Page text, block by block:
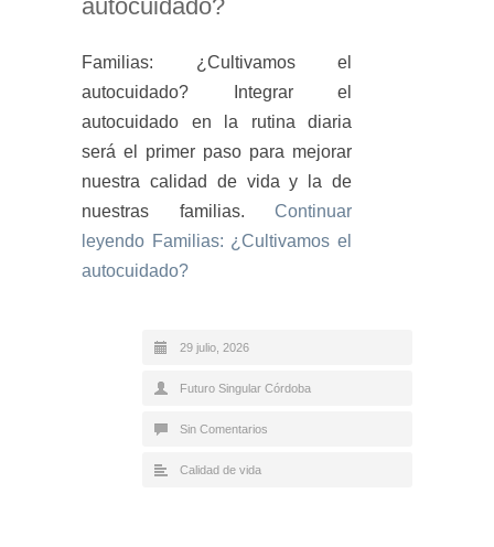
autocuidado?
Familias: ¿Cultivamos el
autocuidado? Integrar el
autocuidado en la rutina diaria
será el primer paso para mejorar
nuestra calidad de vida y la de
nuestras familias. Continuar
leyendo Familias: ¿Cultivamos el
autocuidado?
29 julio, 2026
Futuro Singular Córdoba
Sin Comentarios
Calidad de vida